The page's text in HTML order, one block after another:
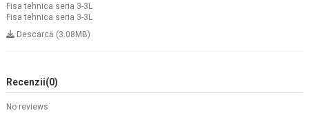
Fisa tehnica seria 3-3L
Fisa tehnica seria 3-3L
Descarcă (3.08MB)
Recenzii(0)
No reviews